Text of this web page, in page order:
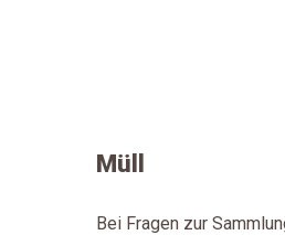
Müll
Bei Fragen zur